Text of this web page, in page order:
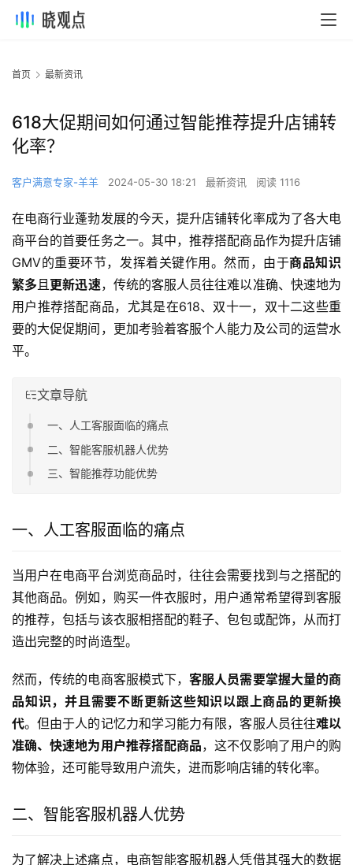
首页 最新资讯
618大促期间如何通过智能推荐提升店铺转
化率？
客户满意专家-羊羊 2024-05-30 18:21 最新资讯 阅读 1116
在电商行业蓬勃发展的今天，提升店铺转化率成为了各大电
商平台的首要任务之一。其中，推荐搭配商品作为提升店铺
GMV的重要环节，发挥着关键作用。然而，由于商品知识
繁多且更新迅速，传统的客服人员往往难以准确、快速地为
用户推荐搭配商品，尤其是在618、双十一，双十二这些重
要的大促促期间，更加考验着客服个人能力及公司的运营水
平。
文章导航
一、人工客服面临的痛点
二、智能客服机器人优势
三、智能推荐功能优势
一、人工客服面临的痛点
当用户在电商平台浏览商品时，往往会需要找到与之搭配的
其他商品。例如，购买一件衣服时，用户通常希望得到客服
的推荐，包括与该衣服相搭配的鞋子、包包或配饰，从而打
造出完整的时尚造型。
然而，传统的电商客服模式下，客服人员需要掌握大量的商
品知识，并且需要不断更新这些知识以跟上商品的更新换
代。但由于人的记忆力和学习能力有限，客服人员往往难以
准确、快速地为用户推荐搭配商品，这不仅影响了用户的购
物体验，还可能导致用户流失，进而影响店铺的转化率。
二、智能客服机器人优势
为了解决上述痛点，电商智能客服机器人凭借其强大的数据